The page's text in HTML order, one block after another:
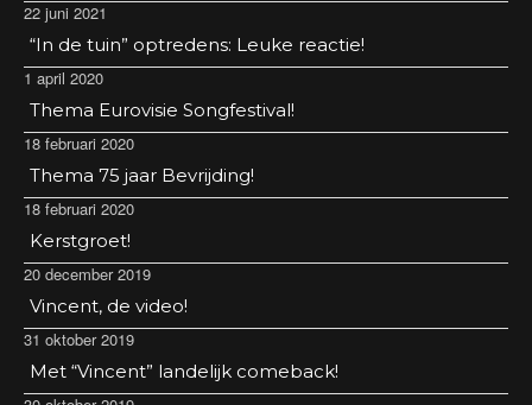
22 juni 2021
“In de tuin” optredens: Leuke reactie!
1 april 2020
Thema Eurovisie Songfestival!
18 februari 2020
Thema 75 jaar Bevrijding!
18 februari 2020
Kerstgroet!
20 december 2019
Vincent, de video!
31 oktober 2019
Met “Vincent” landelijk comeback!